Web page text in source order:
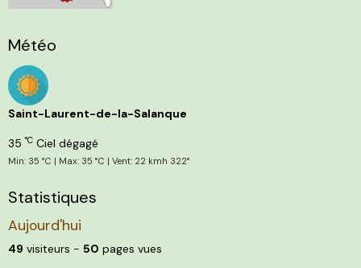
Météo
Saint-Laurent-de-la-Salanque
35 °C Ciel dégagé
Min: 35 °C | Max: 35 °C | Vent: 22 kmh 322°
Statistiques
Aujourd'hui
49 visiteurs - 50 pages vues